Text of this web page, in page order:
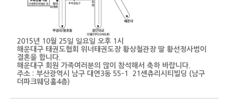
2015년 10월 25일 일요일 오후 1시
해운대구 태권도협회 위너태권도장 황상철관장 딸 황선정사범이
결혼을 합니다.
해운대구 회원 가족여러분의 많이 참석해서 축하 바랍니다.
주소 : 부산광역시 남구 대연3동 55-1 21센츄리시티빌딩 (남구
더파크웨딩홀4층)